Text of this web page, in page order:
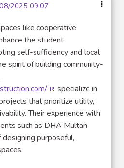
2025 09:07
like cooperative
the student
self-sufficiency and local
spirit of building community-
(Lien externe)
specialize in
that prioritize utility,
Their experience with
such as DHA Multan
purposeful,